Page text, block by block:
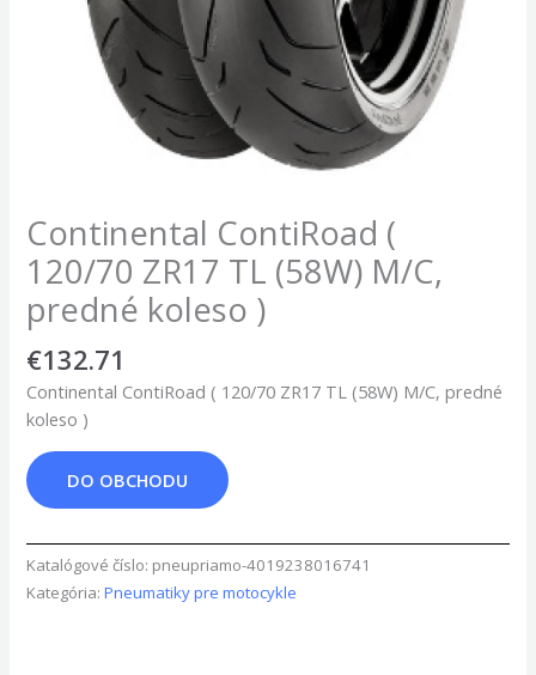
Continental ContiRoad (
120/70 ZR17 TL (58W) M/C,
predné koleso )
€132.71
Continental ContiRoad ( 120/70 ZR17 TL (58W) M/C, predné
koleso )
DO OBCHODU
Katalógové číslo: pneupriamo-4019238016741
Kategória:Pneumatiky pre motocykle